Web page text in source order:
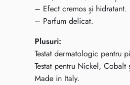
– Efect cremos și hidratant.
– Parfum delicat.
Plusuri:
Testat dermatologic pentru
Testat pentru Nickel, Cobalt
Made in Italy.